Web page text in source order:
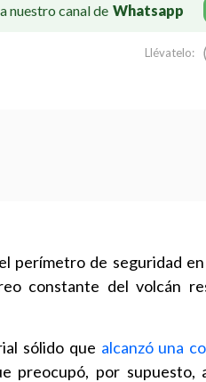
nuestro canal de Whatsapp
Llévatelo:
perímetro de seguridad
constante del volcán
sólido que alcanzó una
preocupó, por supuesto,